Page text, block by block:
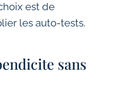
est de
les auto-tests.
sans